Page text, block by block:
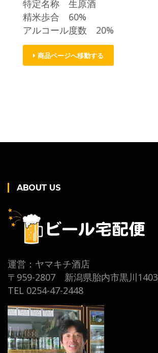
特定名称 生原酒
精米歩合 60%
アルコール度数 20%
商品ページへ移動する
ABOUT US
運営：ヤマキチ酒店
〒959-2807 新潟県胎内市黒川1403
TEL 0254-47-2448